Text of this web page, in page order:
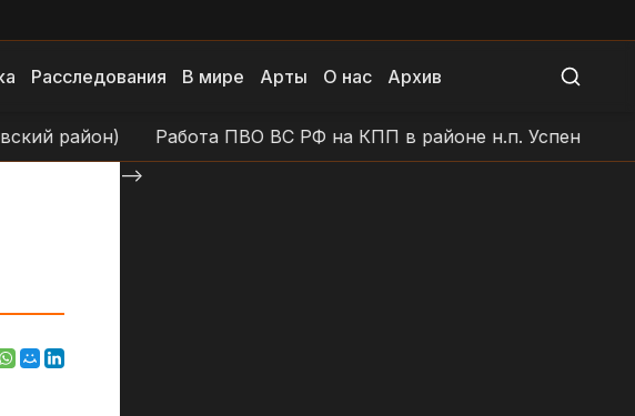
Расследования В мире Арты О нас Архив
Работа ПВО ВС РФ на КПП в районе н.п. Успенка
-->